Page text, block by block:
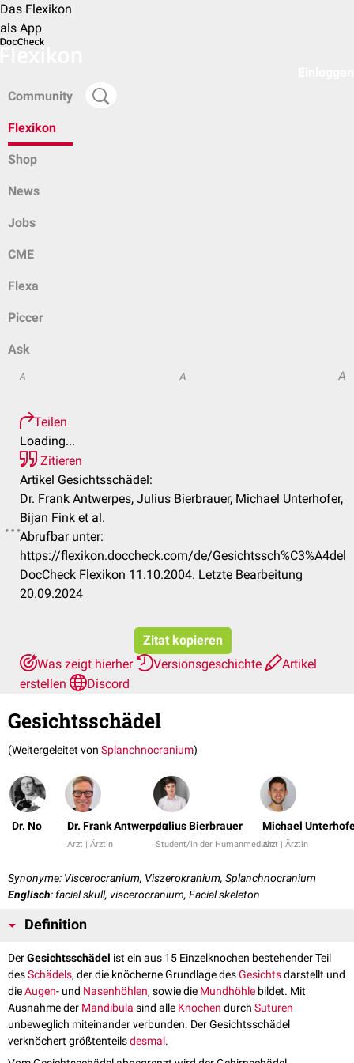
Das Flexikon
als App
Community
Flexikon
Shop
News
Jobs
CME
Flexa
Piccer
Ask
A A A
Teilen
Loading...
Zitieren
Artikel Gesichtsschädel:
Dr. Frank Antwerpes, Julius Bierbrauer, Michael Unterhofer,
Bijan Fink et al.
Abrufbar unter:
https://flexikon.doccheck.com/de/Gesichtssch%C3%A4del
DocCheck Flexikon 11.10.2004. Letzte Bearbeitung
20.09.2024
Zitat kopieren
Was zeigt hierher
Versionsgeschichte
Artikel
erstellen
Discord
Gesichtsschädel
(Weitergeleitet von Splanchnocranium)
Dr. No Dr. Frank Antwerpes
Arzt | Ärztin
Julius Bierbrauer
Student/in der Humanmedizin
Michael
Arzt | Ärztin
Synonyme: Viscerocranium, Viszerokranium, Splanchnocranium
Englisch: facial skull, viscerocranium, Facial skeleton
Definition
DerGesichtsschädel ist ein aus 15 Einzelknochen bestehender Teil
desSchädels, der die knöcherne Grundlage desGesichtsdarstellt und
dieAugen- und Nasenhöhlen, sowie die Mundhöhle bildet. Mit
Ausnahme der Mandibula sind alle Knochen durch Suturen
unbeweglich miteinander verbunden. Der Gesichtsschädel
verknöchert größtenteilsdesmal.